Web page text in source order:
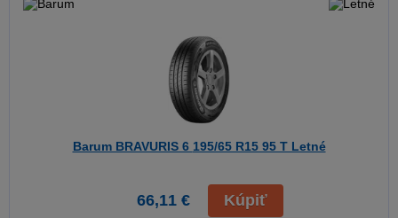
Barum BRAVURIS 6 195/65 R15 95 T Letné
66,11 € Kúpiť